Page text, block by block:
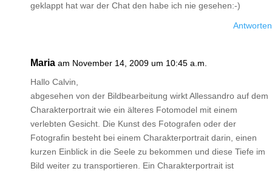
geklappt hat war der Chat den habe ich nie gesehen:-)
Antworten
Maria am November 14, 2009 um 10:45 a.m.
Hallo Calvin,
abgesehen von der Bildbearbeitung wirkt Allessandro auf dem
Charakterportrait wie ein älteres Fotomodel mit einem
verlebten Gesicht. Die Kunst des Fotografen oder der
Fotografin besteht bei einem Charakterportrait darin, einen
kurzen Einblick in die Seele zu bekommen und diese Tiefe im
Bild weiter zu transportieren. Ein Charakterportrait ist